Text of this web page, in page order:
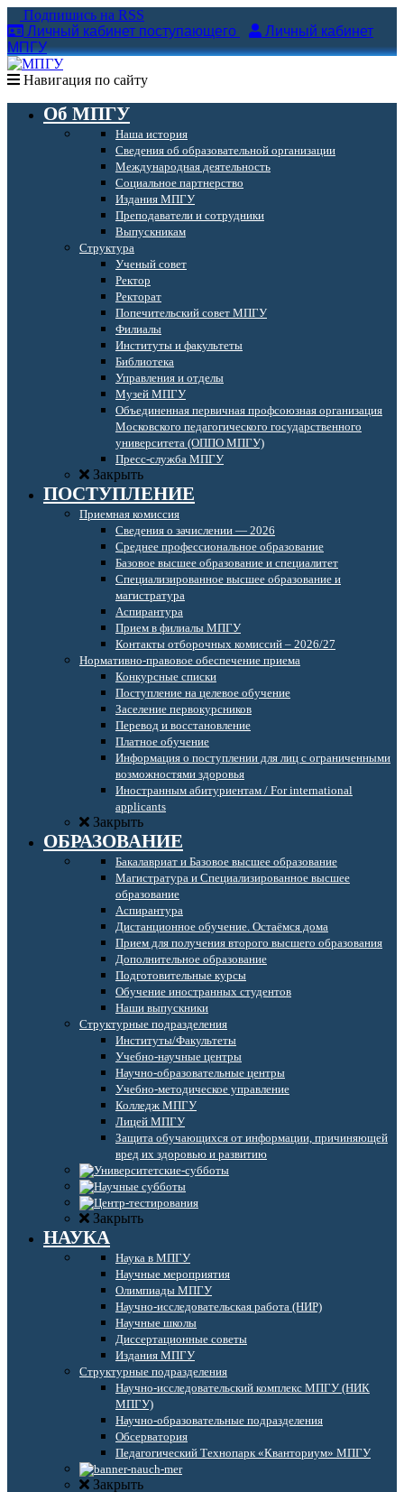
Подпишись на RSS
Личный кабинет поступающего
Личный кабинет
МПГУ
Навигация по сайту
Об МПГУ
Наша история
Сведения об образовательной организации
Международная деятельность
Социальное партнерство
Издания МПГУ
Преподаватели и сотрудники
Выпускникам
Структура
Ученый совет
Ректор
Ректорат
Попечительский совет МПГУ
Филиалы
Институты и факультеты
Библиотека
Управления и отделы
Музей МПГУ
Объединенная первичная профсоюзная организация
Московского педагогического государственного
университета (ОППО МПГУ)
Пресс-служба МПГУ
Закрыть
ПОСТУПЛЕНИЕ
Приемная комиссия
Сведения о зачислении — 2026
Среднее профессиональное образование
Базовое высшее образование и специалитет
Специализированное высшее образование и
магистратура
Аспирантура
Прием в филиалы МПГУ
Контакты отборочных комиссий – 2026/27
Нормативно-правовое обеспечение приема
Конкурсные списки
Поступление на целевое обучение
Заселение первокурсников
Перевод и восстановление
Платное обучение
Информация о поступлении для лиц с ограниченными
возможностями здоровья
Иностранным абитуриентам / For international
applicants
Закрыть
ОБРАЗОВАНИЕ
Бакалавриат и Базовое высшее образование
Магистратура и Специализированное высшее
образование
Аспирантура
Дистанционное обучение. Остаёмся дома
Прием для получения второго высшего образования
Дополнительное образование
Подготовительные курсы
Обучение иностранных студентов
Наши выпускники
Структурные подразделения
Институты/Факультеты
Учебно-научные центры
Научно-образовательные центры
Учебно-методическое управление
Колледж МПГУ
Лицей МПГУ
Защита обучающихся от информации, причиняющей
вред их здоровью и развитию
Закрыть
НАУКА
Наука в МПГУ
Научные мероприятия
Олимпиады МПГУ
Научно-исследовательская работа (НИР)
Научные школы
Диссертационные советы
Издания МПГУ
Структурные подразделения
Научно-исследовательский комплекс МПГУ (НИК
МПГУ)
Научно-образовательные подразделения
Обсерватория
Педагогический Технопарк «Кванториум» МПГУ
Закрыть